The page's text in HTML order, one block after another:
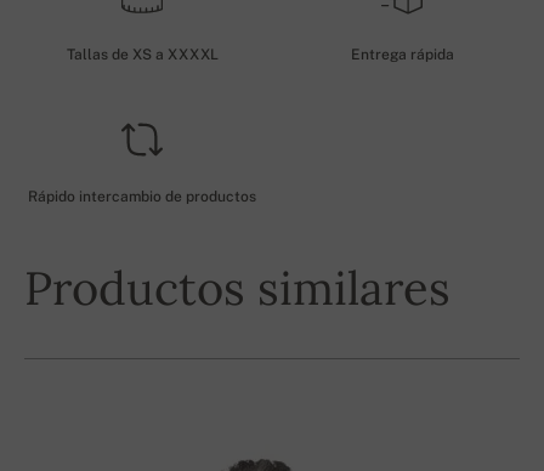
Tallas de XS a XXXXL Entrega rápida
Rápido intercambio de productos
Productos similares